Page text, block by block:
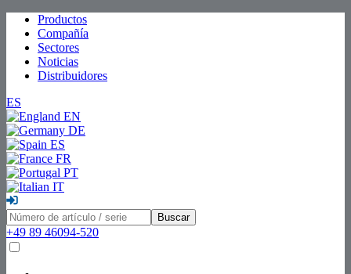
Productos
Compañía
Sectores
Noticias
Distribuidores
ES
EN
DE
ES
FR
PT
IT
Buscar
+49 89 46094-520